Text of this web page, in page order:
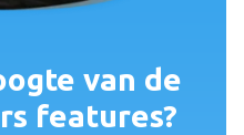
van de
features?